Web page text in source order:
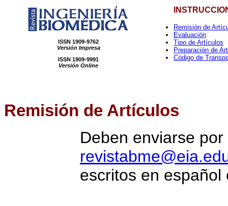
ISSN 1909-9762
Versión Impresa
ISSN 1909-9991
Versión Online
Remisión de
Evaluación
Tipo de Artículos
Preparación de
Código de
Remisión de Artículos
Deben enviarse
escritos en español